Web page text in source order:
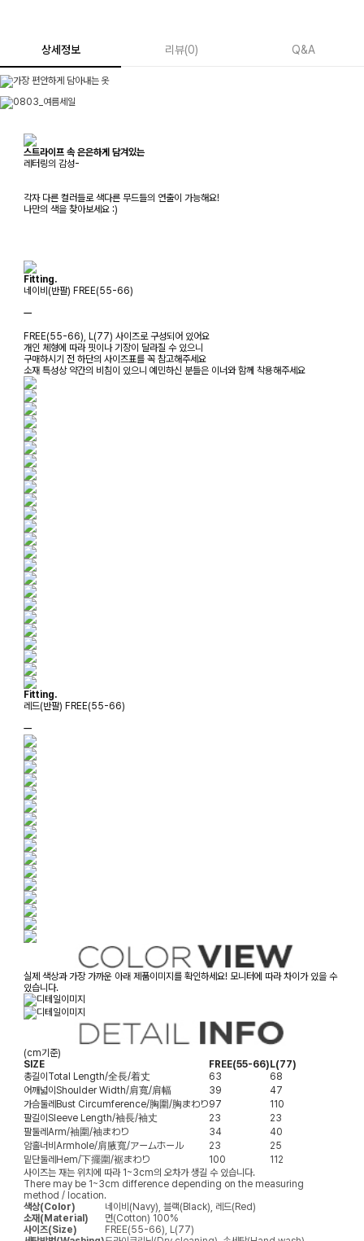
상세정보 리뷰(0) Q&A
스트라이프 속 은은하게 담겨있는
레터링의 감성-
각자 다른 컬러들로 색다른 무드들의 연출이 가능해요!
나만의 색을 찾아보세요 :)
Fitting.
네이비(반팔) FREE(55-66)
ㅡ
FREE(55-66), L(77) 사이즈로 구성되어 있어요
개인 체형에 따라 핏이나 기장이 달라질 수 있으니
구매하시기 전 하단의 사이즈표를 꼭 참고해주세요
소재 특성상 약간의 비침이 있으니 예민하신 분들은 이너와 함께 착용해주세요
Fitting.
레드(반팔) FREE(55-66)
ㅡ
실제 색상과 가장 가까운 아래 제품이미지를 확인하세요! 모니터에 따라 차이가 있을 수
있습니다.
(cm기준)
SIZE
FREE(55-66)L(77)
총길이Total Length/全長/着丈 63
68
어깨넓이Shoulder Width/肩寬/肩幅 39
47
가슴둘레Bust Circumference/胸圍/胸まわり97
110
팔길이Sleeve Length/袖長/袖丈 23
23
팔둘레Arm/袖圍/袖まわり 34
40
암홀너비Armhole/肩腋寬/アームホール 23
25
밑단둘레Hem/下擺圍/裾まわり 100
112
사이즈는 재는 위치에 따라 1~3cm의 오차가 생길 수 있습니다.
There may be 1~3cm difference depending on the measuring
method / location.
색상(Color)
네이비(Navy), 블랙(Black), 레드(Red)
소재(Material)
면(Cotton) 100%
사이즈(Size)
FREE(55-66), L(77)